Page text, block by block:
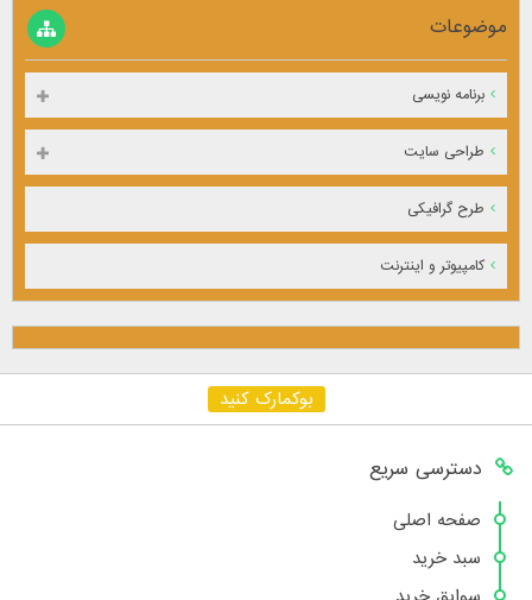
موضوعات
برنامه نویسی
طراحی سایت
طرح گرافیکی
کامپیوتر و اینترنت
بوکمارک کنید
دسترسی سریع
صفحه اصلی
سبد خرید